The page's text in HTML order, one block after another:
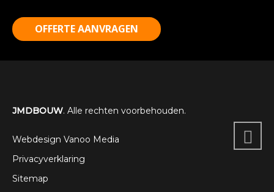
OFFERTE AANVRAGEN
JMDBOUW. Alle rechten voorbehouden.
Webdesign Vanoo Media
Privacyverklaring
Sitemap